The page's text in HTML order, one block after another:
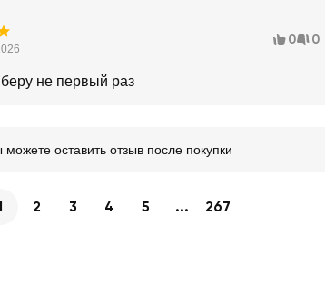
0 0
не первый раз
можете оставить отзыв после покупки
2 3 4 5 ... 267